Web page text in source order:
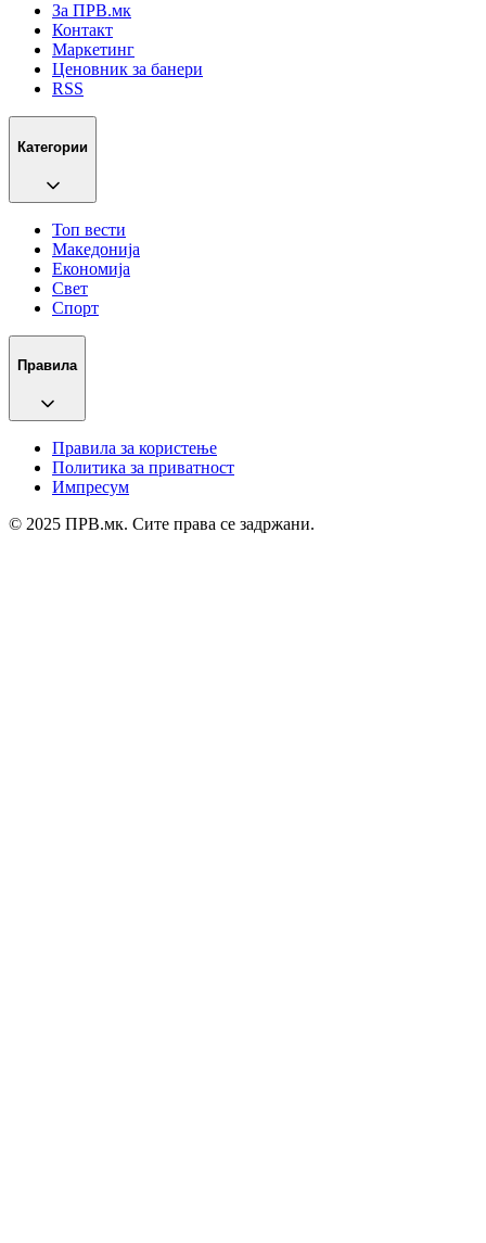
За ПРВ.мк
Контакт
Маркетинг
Ценовник за банери
RSS
Категории
Топ вести
Македонија
Економија
Свет
Спорт
Правила
Правила за користење
Политика за приватност
Импресум
© 2025 ПРВ.мк. Сите права се задржани.